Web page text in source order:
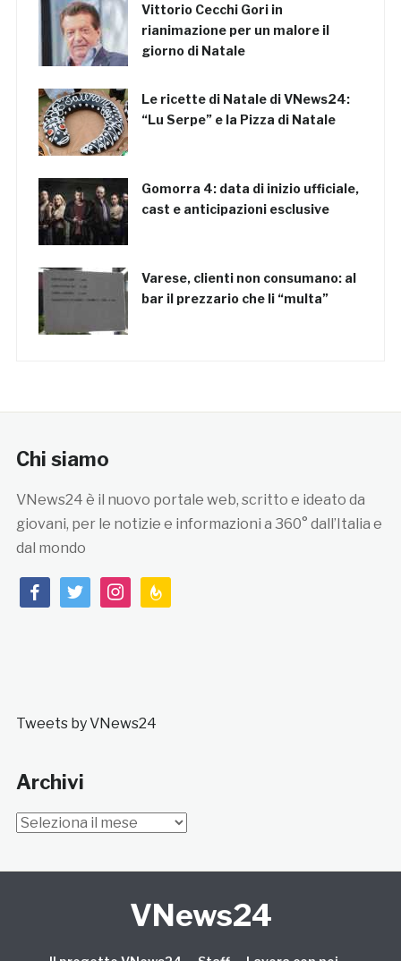
Vittorio Cecchi Gori in
rianimazione per un malore il
giorno di Natale
Le ricette di Natale di VNews24:
“Lu Serpe” e la Pizza di Natale
Gomorra 4: data di inizio ufficiale,
cast e anticipazioni esclusive
Varese, clienti non consumano: al
bar il prezzario che li “multa”
Chi siamo
VNews24 è il nuovo portale web, scritto e ideato da
giovani, per le notizie e informazioni a 360° dall’Italia e
dal mondo
facebooktwitterinstagramfeedburner
Tweets by VNews24
Archivi
Archivi
VNews24